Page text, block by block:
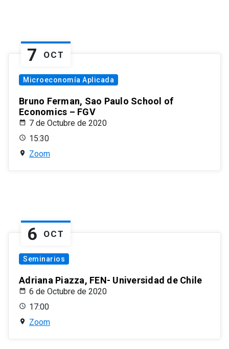
7 OCT
Microeconomía Aplicada
Bruno Ferman, Sao Paulo School of
Economics – FGV
7 de Octubre de 2020
15:30
Zoom
6 OCT
Seminarios
Adriana Piazza, FEN- Universidad de Chile
6 de Octubre de 2020
17:00
Zoom